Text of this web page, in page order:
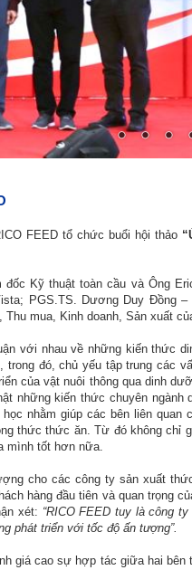
FEED tổ chức buổi hội thảo
Kỹ thuật toàn cầu và Ông
PGS.TS. Dương Duy Đồng –
mua, Kinh doanh, Sản xuất
với nhau về những kiến thức
đó, chủ yếu tập trung các
của vật nuôi thông qua dinh
những kiến thức chuyên ngành
nhằm giúp các bên liên quan
thức thức ăn. Từ đó không chỉ
mình tốt hơn nữa.
cho các công ty sản xuất
hàng đầu tiên và quan trọng
xét: “RICO FEED tuy là công
phát triển với tốc độ ấn tượng”.
giá cao sự hợp tác giữa hai bên